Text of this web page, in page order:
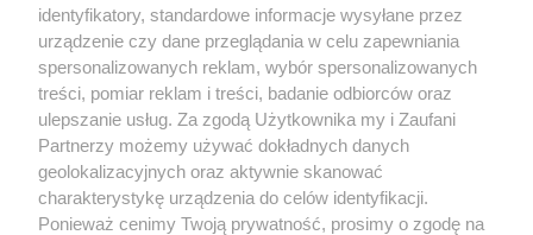
identyfikatory, standardowe informacje wysyłane przez
urządzenie czy dane przeglądania w celu zapewniania
spersonalizowanych reklam, wybór spersonalizowanych
treści, pomiar reklam i treści, badanie odbiorców oraz
ulepszanie usług. Za zgodą Użytkownika my i Zaufani
Partnerzy możemy używać dokładnych danych
geolokalizacyjnych oraz aktywnie skanować
charakterystykę urządzenia do celów identyfikacji.
Ponieważ cenimy Twoją prywatność, prosimy o zgodę na